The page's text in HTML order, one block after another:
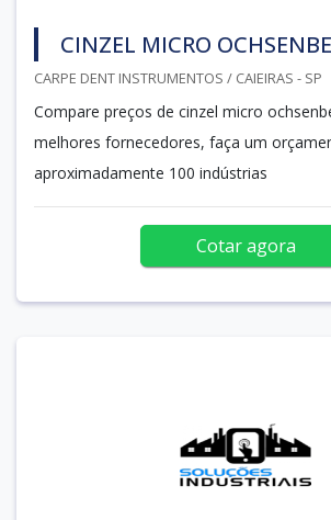
CINZEL MICRO
CARPE DENT INSTRUMENTOS / CAIEIRAS - SP
Compare preços de cinzel micro
melhores fornecedores, faça um
aproximadamente 100 indústrias
Cotar agora